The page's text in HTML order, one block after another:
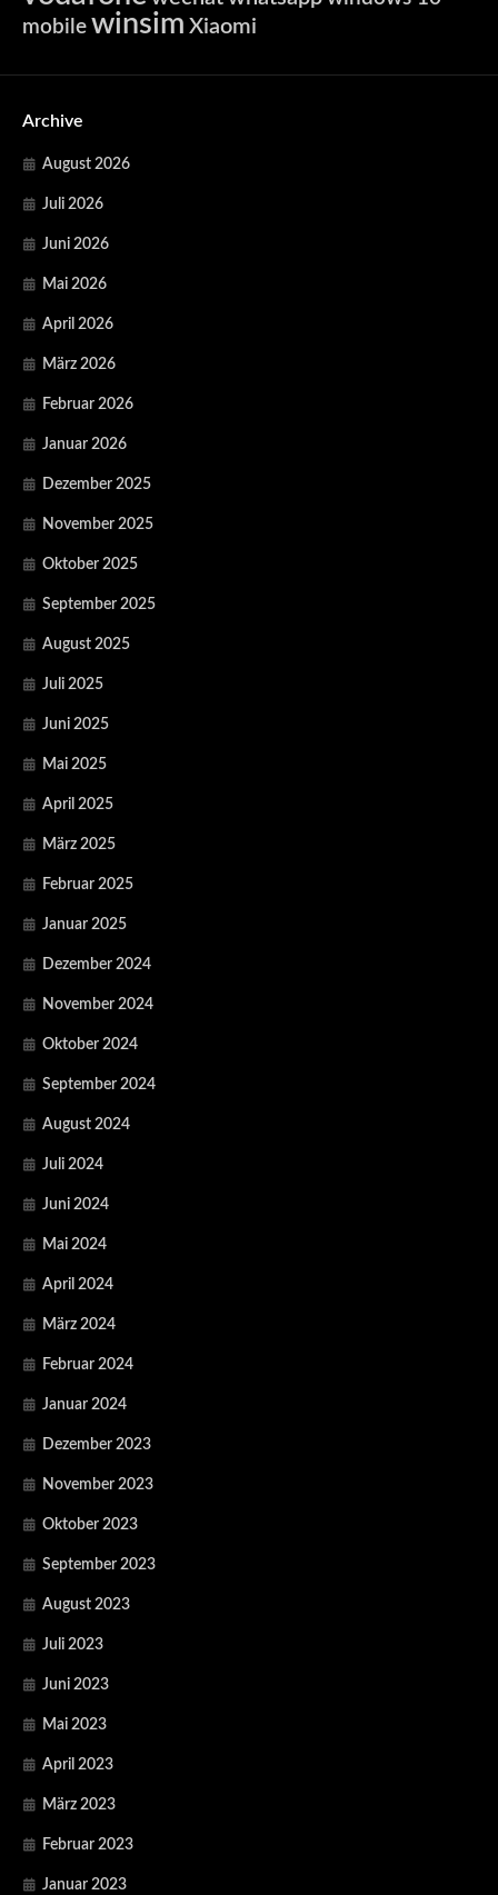
mobile winsim Xiaomi
Archive
August 2026
Juli 2026
Juni 2026
Mai 2026
April 2026
März 2026
Februar 2026
Januar 2026
Dezember 2025
November 2025
Oktober 2025
September 2025
August 2025
Juli 2025
Juni 2025
Mai 2025
April 2025
März 2025
Februar 2025
Januar 2025
Dezember 2024
November 2024
Oktober 2024
September 2024
August 2024
Juli 2024
Juni 2024
Mai 2024
April 2024
März 2024
Februar 2024
Januar 2024
Dezember 2023
November 2023
Oktober 2023
September 2023
August 2023
Juli 2023
Juni 2023
Mai 2023
April 2023
März 2023
Februar 2023
Januar 2023